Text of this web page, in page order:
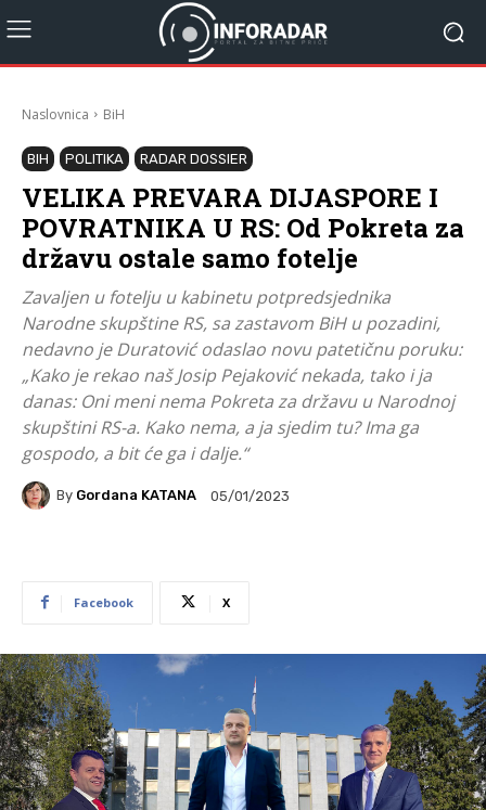
Naslovnica BiH
BIH POLITIKA RADAR DOSSIER
VELIKA PREVARA DIJASPORE I
POVRATNIKA U RS: Od Pokreta za
državu ostale samo fotelje
Zavaljen u fotelju u kabinetu potpredsjednika
Narodne skupštine RS, sa zastavom BiH u pozadini,
nedavno je Duratović odaslao novu patetičnu poruku:
„Kako je rekao naš Josip Pejaković nekada, tako i ja
danas: Oni meni nema Pokreta za državu u Narodnoj
skupštini RS-a. Kako nema, a ja sjedim tu? Ima ga
gospodo, a bit će ga i dalje.“
By Gordana KATANA 05/01/2023
Facebook X